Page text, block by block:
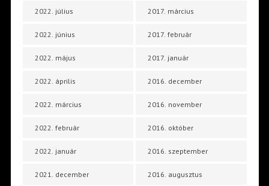
2022. július
2022. június
2022. május
2022. április
2022. március
2022. február
2022. január
2021. december
2017. március
2017. február
2017. január
2016. december
2016. november
2016. október
2016. szeptember
2016. augusztus